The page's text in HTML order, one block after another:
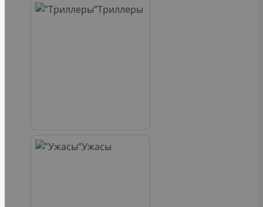
Триллеры
Ужасы